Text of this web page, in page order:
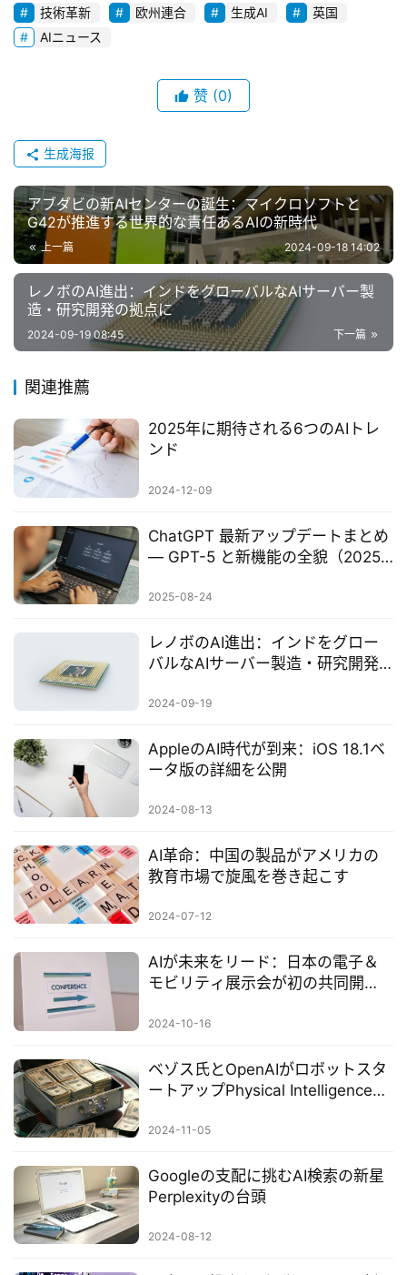
技術革新
欧州連合 生成AI
英国
AIニュース
赞 (0)
生成海报
アブダビの新AIセンターの誕生：マイクロソフトと
G42が推進する世界的な責任あるAIの新時代
上一篇 2024-09-18 14:02
レノボのAI進出：インドをグローバルなAIサーバー製
造・研究開発の拠点に
下一篇
2024-09-19 08:45
関連推薦
2025年に期待される6つのAIトレ
ンド
2024-12-09
ChatGPT 最新アップデートまとめ
— GPT-5 と新機能の全貌（2025
2025-08-24
レノボのAI進出：インドをグロー
バルなAIサーバー製造・研究開発
2024-09-19
AppleのAI時代が到来：iOS 18.1ベ
ータ版の詳細を公開
2024-08-13
AI革命：中国の製品がアメリカの
教育市場で旋風を巻き起こす
2024-07-12
AIが未来をリード：日本の電子＆
モビリティ展示会が初の共同開
2024-10-16
ベゾス氏とOpenAIがロボットスタ
ートアップPhysical Intelligenceに
能化へ
2024-11-05
Googleの支配に挑むAI検索の新星
Perplexityの台頭
2024-08-12